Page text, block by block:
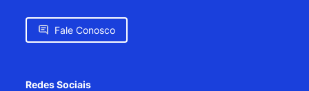
Fale Conosco
Redes Sociais